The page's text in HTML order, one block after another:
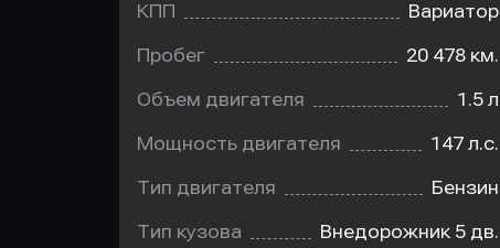
КПП Вариатор
Пробег 20 478 км.
Объем двигателя 1.5 л
Мощность двигателя 147 л.с.
Тип двигателя Бензин
Тип кузова Внедорожник 5 дв.